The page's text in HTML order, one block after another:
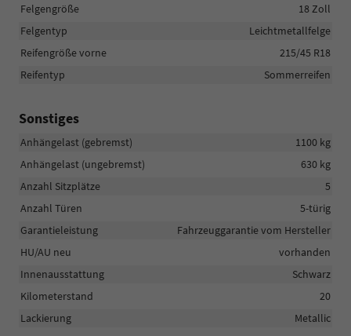
Felgengröße
18 Zoll
Felgentyp
Leichtmetallfelge
Reifengröße vorne
215/45 R18
Reifentyp
Sommerreifen
Sonstiges
Anhängelast (gebremst)
1100 kg
Anhängelast (ungebremst)
630 kg
Anzahl Sitzplätze
5
Anzahl Türen
5-türig
Garantieleistung
Fahrzeuggarantie vom Hersteller
HU/AU neu
vorhanden
Innenausstattung
Schwarz
Kilometerstand
20
Lackierung
Metallic